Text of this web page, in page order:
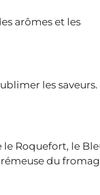
arômes et les
les saveurs.
Roquefort, le
du